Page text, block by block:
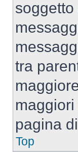
tra
pagina
Top